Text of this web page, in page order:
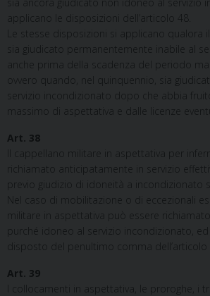
applicano le disposizioni dell’articolo 48.
Le stesse disposizioni si applicano qualora
sia giudicato permanentemente inabile al
anche prima della scadenza del periodo
ovvero quando, nel quinquennio, sia
servizio incondizionato dopo che abbia
massimo di aspettativa e dalle licenze
Art. 38
Il cappellano militare in aspettativa per
richiamato anticipatamente in servizio
previo giudizio di idoneità a incondizionato
Nel caso di mobilitazione o di eccezionali
militare in aspettativa può essere richiamato
purché idoneo al servizio incondizionato, ed
disposto del penultimo comma dell’articolo
Art. 39
I collocamenti in aspettativa, le proroghe, i